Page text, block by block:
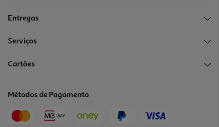
Entregas
Serviços
Cartões
Métodos de Pagamento